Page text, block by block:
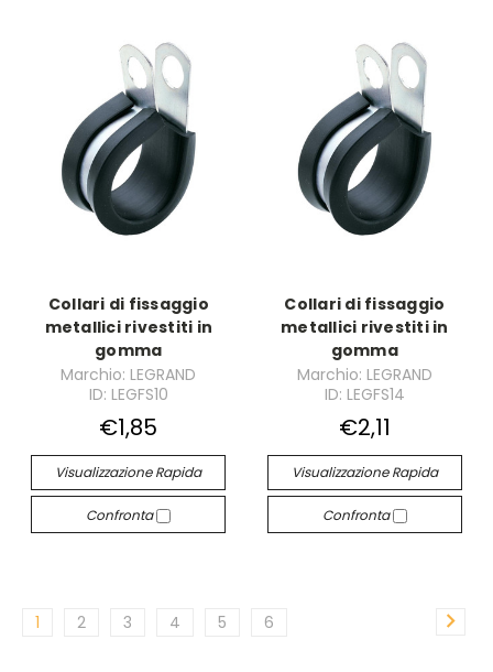
Collari di fissaggio
metallici rivestiti in
gomma
Marchio: LEGRAND
ID: LEGFS10
€1,85
Visualizzazione Rapida
Confronta
Collari di fissaggio
metallici rivestiti in
gomma
Marchio: LEGRAND
ID: LEGFS14
€2,11
Visualizzazione Rapida
Confronta
1 2 3 4 5 6